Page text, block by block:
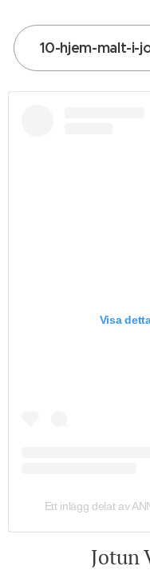
10-hjem-malt-i-
Visa
Ett inlägg delat av
Jotun